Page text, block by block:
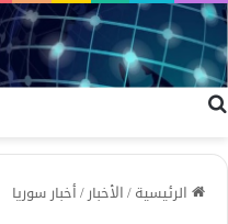
الرئيسية/الأخبار/أخبار سوريا